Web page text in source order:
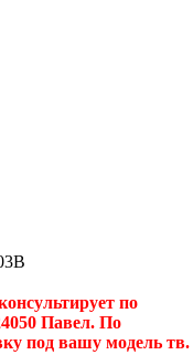
по
Павел. По
под вашу модель тв.